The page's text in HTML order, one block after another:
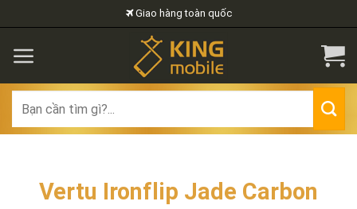
to
content
Giao hàng toàn quốc
for:
Vertu Ironflip Jade Carbon